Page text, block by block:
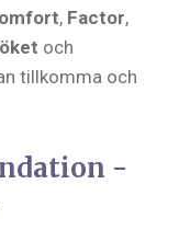
, Factor,
och
tillkomma och
-